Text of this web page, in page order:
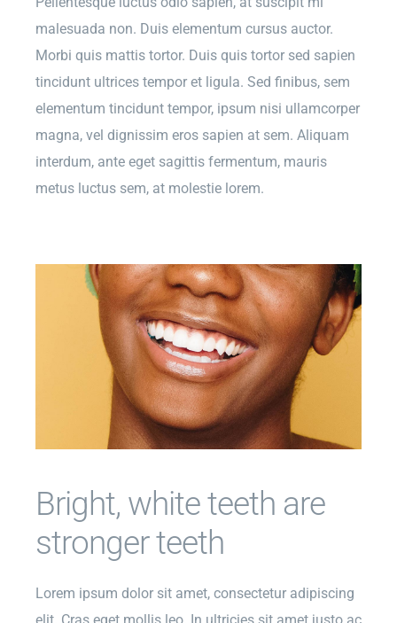
malesuada non. Duis elementum cursus auctor.
Morbi quis mattis tortor. Duis quis tortor sed sapien
tincidunt ultrices tempor et ligula. Sed finibus, sem
elementum tincidunt tempor, ipsum nisi ullamcorper
magna, vel dignissim eros sapien at sem. Aliquam
interdum, ante eget sagittis fermentum, mauris
metus luctus sem, at molestie lorem.
Bright, white teeth are
stronger teeth
Lorem ipsum dolor sit amet, consectetur adipiscing